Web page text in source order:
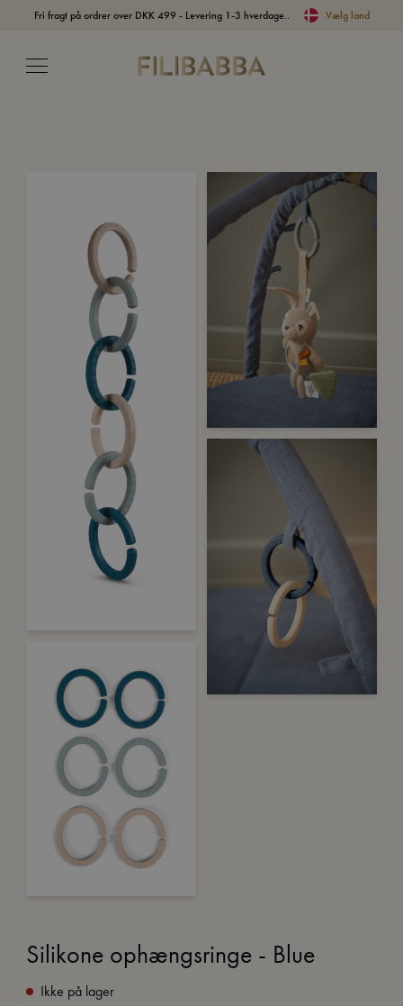
Fri fragt på ordrer over DKK 499 - Levering 1-3 hverdage.. Vælg land
Silikone ophængsringe - Blue
Ikke på lager